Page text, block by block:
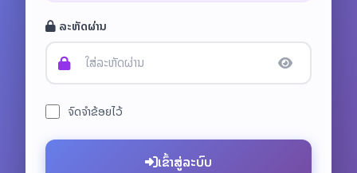
ລະຫັດຜ່ານ
ຈົດຈຳຂ້ອຍໄວ້
ເຂົ້າສູ່ລະບົບ